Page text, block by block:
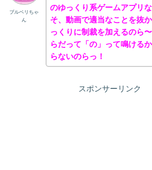
ブルベリちゃ
ん
のゆっくり系ゲームアプリ
そ、動画で適当なことを抜
っくりに制裁を加えるのら
らだって「の」って鳴ける
らないのらっ！
スポンサーリンク